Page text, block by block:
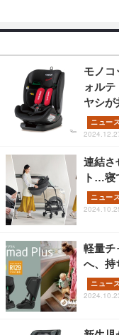
モノコ
ォル
ヤシが
ニュース
連結さ
ト…寝
ニュース
軽量チ
へ、持
ニュース